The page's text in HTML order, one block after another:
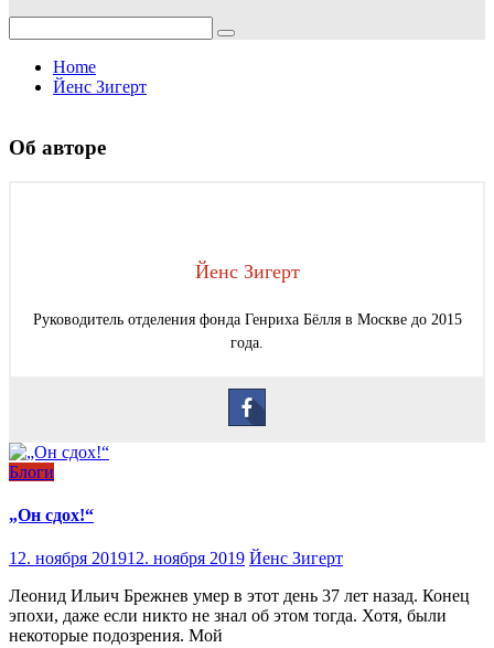
for:
Home
Йенс Зигерт
Об авторе
Йенс Зигерт
Руководитель отделения фонда Генриха Бёлля в Москве до 2015
года.
Блоги
„Он сдох!“
12. ноября 201912. ноября 2019 Йенс Зигерт
Леонид Ильич Брежнев умер в этот день 37 лет назад. Конец
эпохи, даже если никто не знал об этом тогда. Хотя, были
некоторые подозрения. Мой